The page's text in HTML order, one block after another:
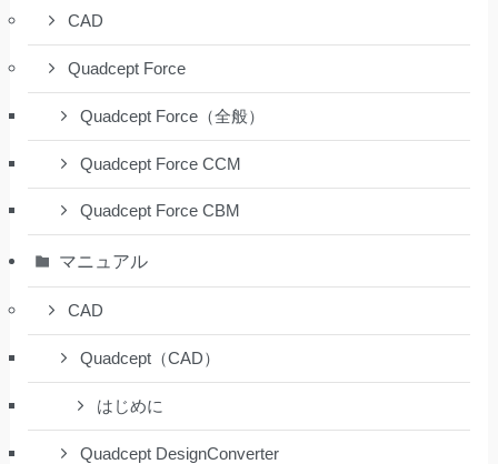
CAD
Quadcept Force
Quadcept Force（全般）
Quadcept Force CCM
Quadcept Force CBM
マニュアル
CAD
Quadcept（CAD）
はじめに
Quadcept DesignConverter